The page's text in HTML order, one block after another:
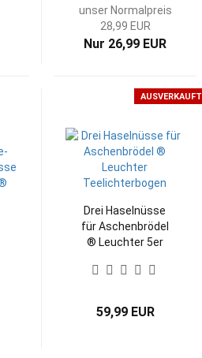
unser Normalpreis
28,99 EUR
Nur 26,99 EUR
AUSVERKAUFT
Drei Haselnüsse
für Aschenbrödel
® Leuchter 5er
limited 2024
59,99 EUR